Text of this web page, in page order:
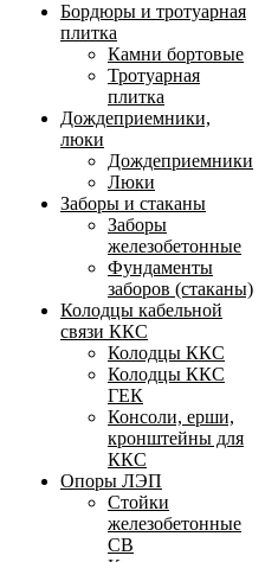
Бордюры и тротуарная
плитка
Камни бортовые
Тротуарная
плитка
Дождеприемники,
люки
Дождеприемники
Люки
Заборы и стаканы
Заборы
железобетонные
Фундаменты
заборов (стаканы)
Колодцы кабельной
связи ККС
Колодцы ККС
Колодцы ККС
ГЕК
Консоли, ерши,
кронштейны для
ККС
Опоры ЛЭП
Стойки
железобетонные
СВ